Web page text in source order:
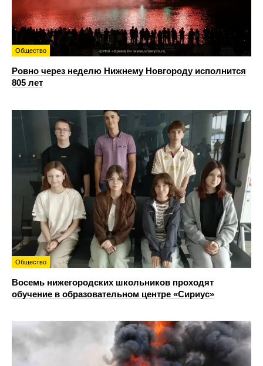
Общество
Ровно через неделю Нижнему Новгороду исполнится
805 лет
Общество
Восемь нижегородских школьников проходят
обучение в образовательном центре «Сириус»